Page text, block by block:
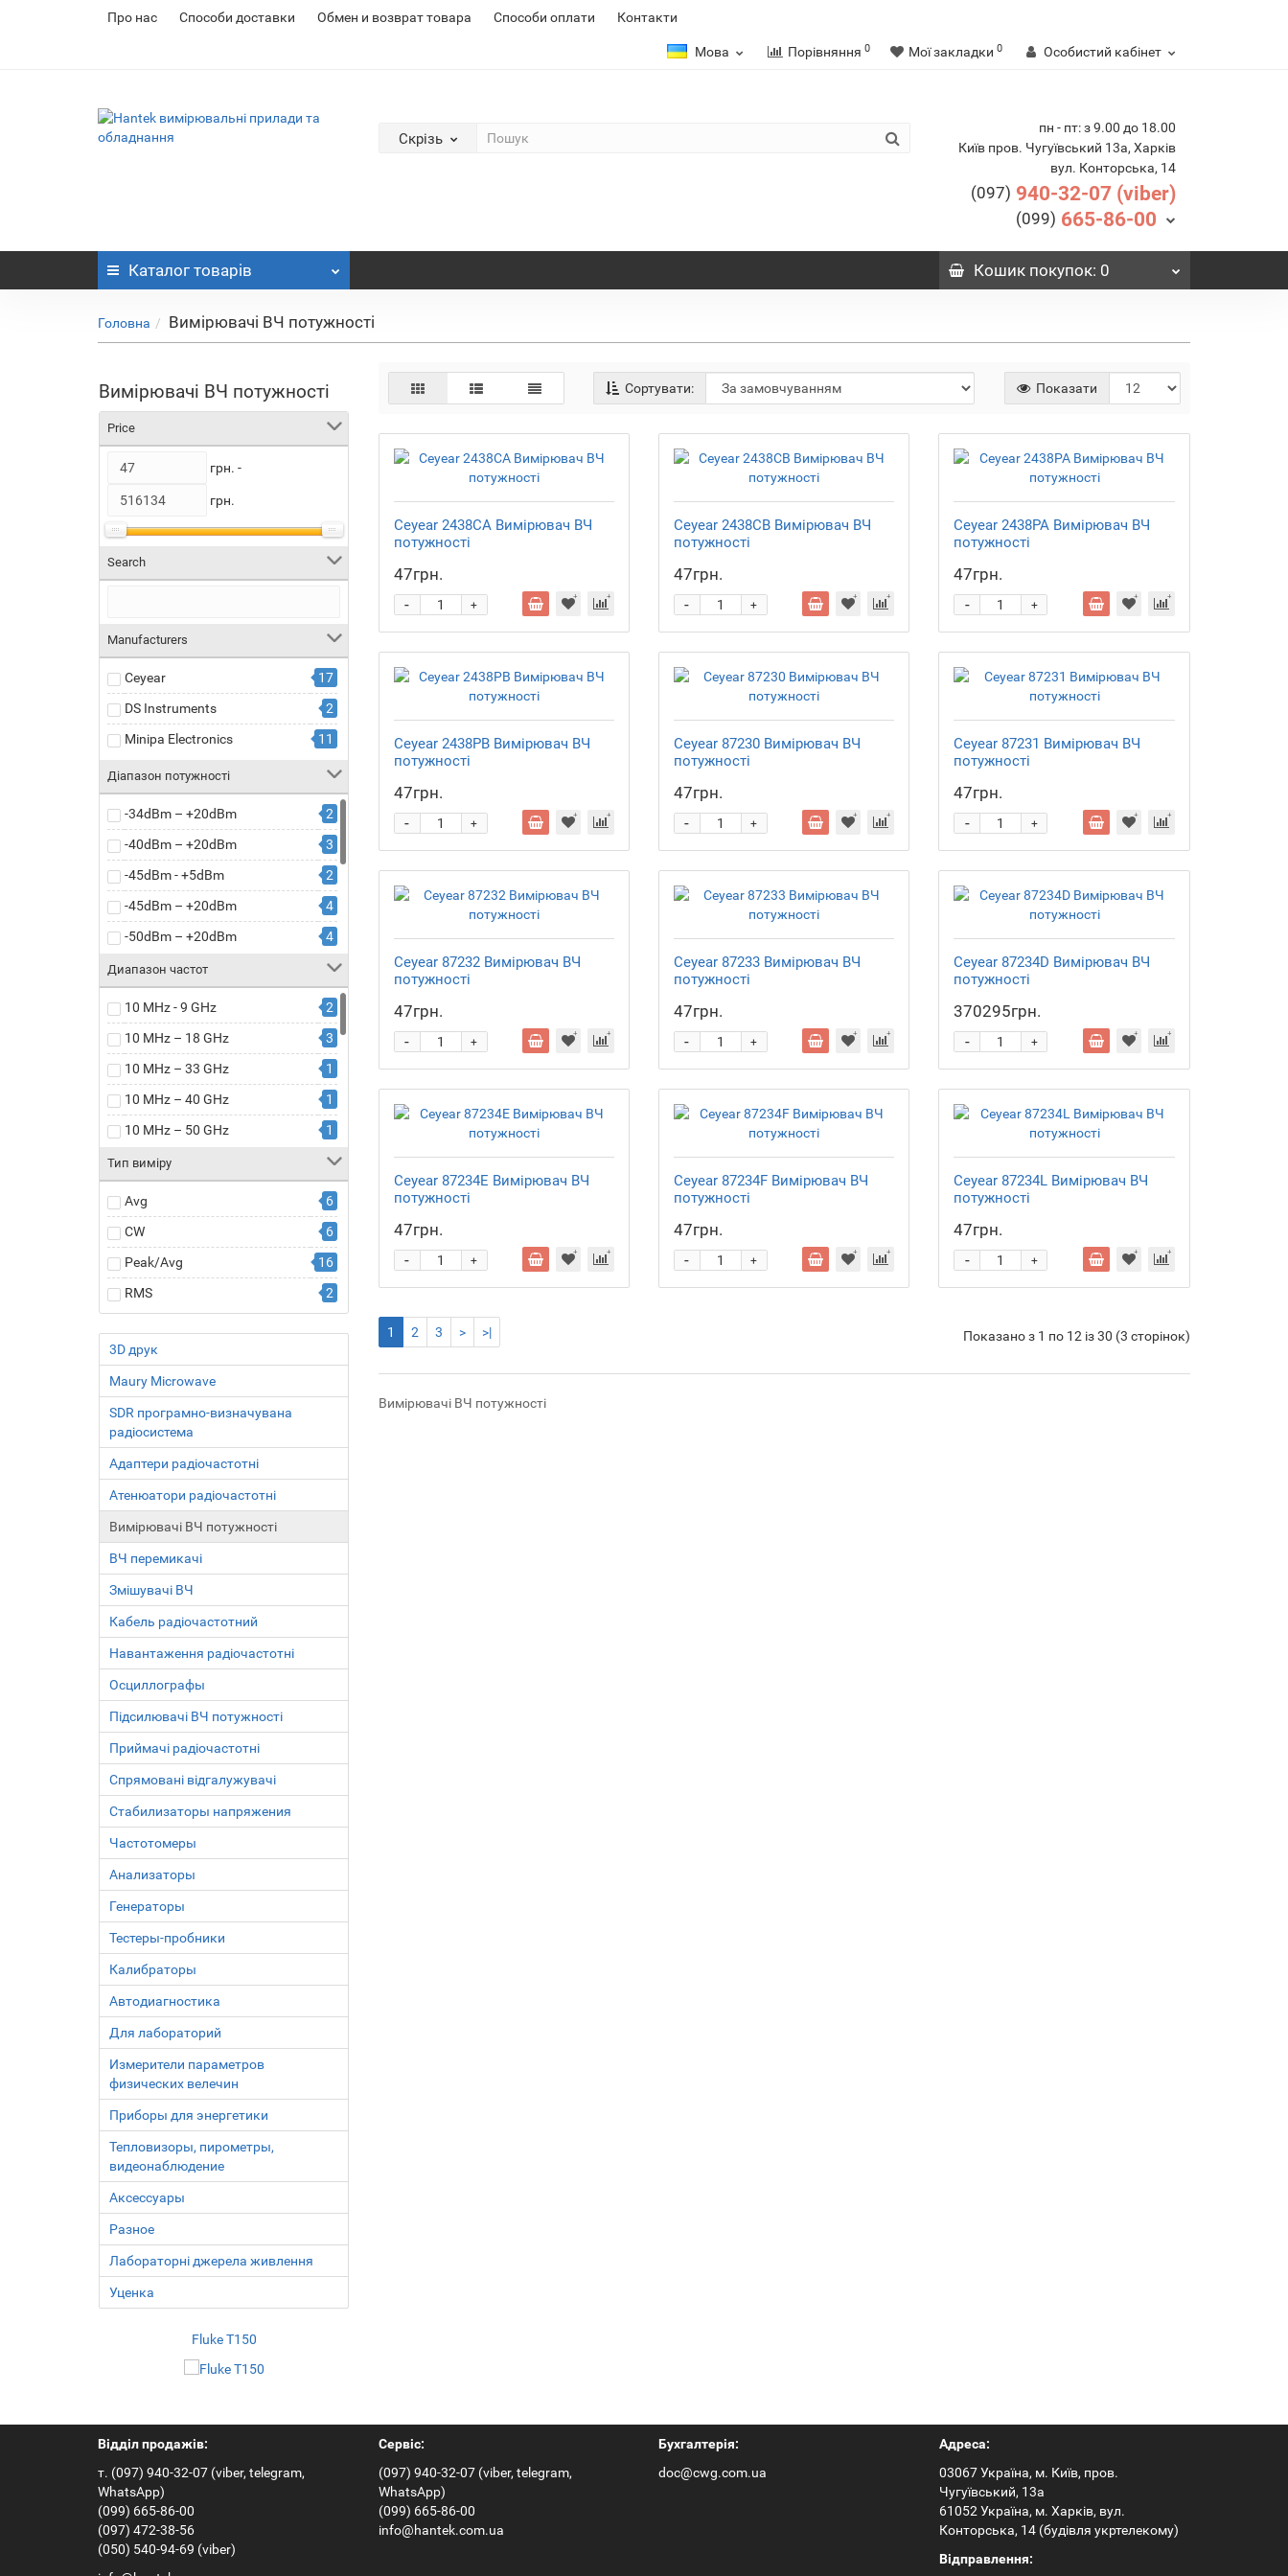
Про нас Cпособи доставки Обмен и возврат товара Способи оплати Контакти
Мова Порівняння 0 Мої закладки 0 Особистий кабінет
Скрізь
пн - пт: з 9.00 до 18.00
Київ пров. Чугуївський 13а, Харків
вул. Конторська, 14
(097) 940-32-07 (viber)
(099) 665-86-00
Каталог товарів Кошикпокупок: 0
Головна Вимірювачі ВЧ потужності
Вимірювачі ВЧ потужності
Price
грн. -
грн.
Search
Manufacturers
Ceyear
17
DS Instruments
2
Minipa Electronics
11
Діапазон потужності
-34dBm – +20dBm
2
-40dBm – +20dBm
3
-45dBm - +5dBm
2
-45dBm – +20dBm
4
-50dBm – +20dBm
4
-60dBm – +20dBm
8
1
-65dBm – +23dBm
2
-65dBm – +26dBm
1
-70dBm – +20dBm
2
-70dBm – +26dBm
1
Диапазон частот
10 MHz - 9 GHz
2
10 MHz – 18 GHz
3
10 MHz – 33 GHz
1
10 MHz – 40 GHz
1
10 MHz – 50 GHz
1
10 MHz – 6 GHz
1
1
4 kHz – 40 GHz
1
4 kHz – 6 GHz
1
50 MHz - 6 GHz
1
50 MHz – 18 GHz
3
50 MHz – 26.5 GHz
50 MHz – 40 GHz
50 MHz – 8 GHz
500 MHz – 67 GHz
6 kHz – 6 GHz
9 kHz – 500 GHz
Тип виміру
Avg
6
CW
6
Peak/Avg
16
RMS
2
3D друк
Maury Microwave
SDR програмно-визначувана
радіосистема
Адаптери радіочастотні
Атенюатори радіочастотні
Вимірювачі ВЧ потужності
ВЧ перемикачі
Змішувачі ВЧ
Кабель радіочастотний
Навантаження радіочастотні
Осциллографы
Підсилювачі ВЧ потужності
Приймачі радіочастотні
Спрямовані відгалужувачі
Стабилизаторы напряжения
Частотомеры
Анализаторы
Генераторы
Тестеры-пробники
Калибраторы
Автодиагностика
Для лабораторий
Измерители параметров
физических велечин
Приборы для энергетики
Тепловизоры, пирометры,
видеонаблюдение
Аксесcуары
Разное
Лабораторні джерела живлення
Уценка
Fluke T150
HT2018B
Сортувати: Показати
Ceyear 2438CA Вимірювач ВЧ
потужності
47грн.
+
-
Ceyear 2438CB Вимірювач ВЧ
потужності
47грн.
+
-
Ceyear 2438PA Вимірювач ВЧ
потужності
47грн.
+
-
Ceyear 2438PB Вимірювач ВЧ
потужності
47грн.
+
-
Ceyear 87230 Вимірювач ВЧ
потужності
47грн.
+
-
Ceyear 87231 Вимірювач ВЧ
потужності
47грн.
+
-
Ceyear 87232 Вимірювач ВЧ
потужності
47грн.
+
-
Ceyear 87233 Вимірювач ВЧ
потужності
47грн.
+
-
Ceyear 87234D Вимірювач ВЧ
потужності
370295грн.
+
-
Ceyear 87234E Вимірювач ВЧ
потужності
47грн.
+
-
Ceyear 87234F Вимірювач ВЧ
потужності
47грн.
+
-
Ceyear 87234L Вимірювач ВЧ
потужності
47грн.
+
-
1 2 3 > >| Показано з 1 по 12 із 30 (3 сторінок)
Вимірювачі ВЧ потужності
Відділ продажів:
т. (097) 940-32-07 (viber, telegram,
WhatsApp)
(099) 665-86-00
(097) 472-38-56
(050) 540-94-69 (viber)
Сервіс:
(097) 940-32-07 (viber, telegram,
WhatsApp)
(099) 665-86-00
info@hantek.com.ua
Бухгалтерія:
doc@cwg.com.ua
Адреса:
03067 Україна, м. Київ, пров.
Чугуївський, 13а
61052 Україна, м. Харків, вул.
Конторська, 14 (будівля укртелекому)
Відправлення: